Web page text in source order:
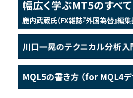
幅広く学ぶMT5のすべて
鹿内武蔵氏（FX雑誌『外国為替』編集
川口一晃のテクニカル分析入
MQL5の書き方 （for MQL4デ